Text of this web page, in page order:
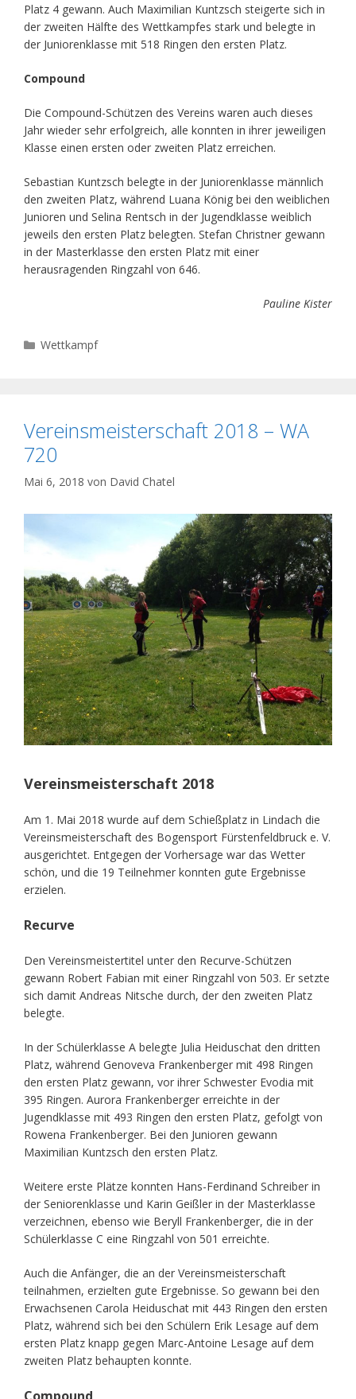
Platz 4 gewann. Auch Maximilian Kuntzsch steigerte sich in
der zweiten Hälfte des Wettkampfes stark und belegte in
der Juniorenklasse mit 518 Ringen den ersten Platz.
Compound
Die Compound-Schützen des Vereins waren auch dieses
Jahr wieder sehr erfolgreich, alle konnten in ihrer jeweiligen
Klasse einen ersten oder zweiten Platz erreichen.
Sebastian Kuntzsch belegte in der Juniorenklasse männlich
den zweiten Platz, während Luana König bei den weiblichen
Junioren und Selina Rentsch in der Jugendklasse weiblich
jeweils den ersten Platz belegten. Stefan Christner gewann
in der Masterklasse den ersten Platz mit einer
herausragenden Ringzahl von 646.
Pauline Kister
Kategorien
Wettkampf
Vereinsmeisterschaft 2018 – WA
720
Mai 6, 2018 von David Chatel
Vereinsmeisterschaft 2018
Am 1. Mai 2018 wurde auf dem Schießplatz in Lindach die
Vereinsmeisterschaft des Bogensport Fürstenfeldbruck e. V.
ausgerichtet. Entgegen der Vorhersage war das Wetter
schön, und die 19 Teilnehmer konnten gute Ergebnisse
erzielen.
Recurve
Den Vereinsmeistertitel unter den Recurve-Schützen
gewann Robert Fabian mit einer Ringzahl von 503. Er setzte
sich damit Andreas Nitsche durch, der den zweiten Platz
belegte.
In der Schülerklasse A belegte Julia Heiduschat den dritten
Platz, während Genoveva Frankenberger mit 498 Ringen
den ersten Platz gewann, vor ihrer Schwester Evodia mit
395 Ringen. Aurora Frankenberger erreichte in der
Jugendklasse mit 493 Ringen den ersten Platz, gefolgt von
Rowena Frankenberger. Bei den Junioren gewann
Maximilian Kuntzsch den ersten Platz.
Weitere erste Plätze konnten Hans-Ferdinand Schreiber in
der Seniorenklasse und Karin Geißler in der Masterklasse
verzeichnen, ebenso wie Beryll Frankenberger, die in der
Schülerklasse C eine Ringzahl von 501 erreichte.
Auch die Anfänger, die an der Vereinsmeisterschaft
teilnahmen, erzielten gute Ergebnisse. So gewann bei den
Erwachsenen Carola Heiduschat mit 443 Ringen den ersten
Platz, während sich bei den Schülern Erik Lesage auf dem
ersten Platz knapp gegen Marc-Antoine Lesage auf dem
zweiten Platz behaupten konnte.